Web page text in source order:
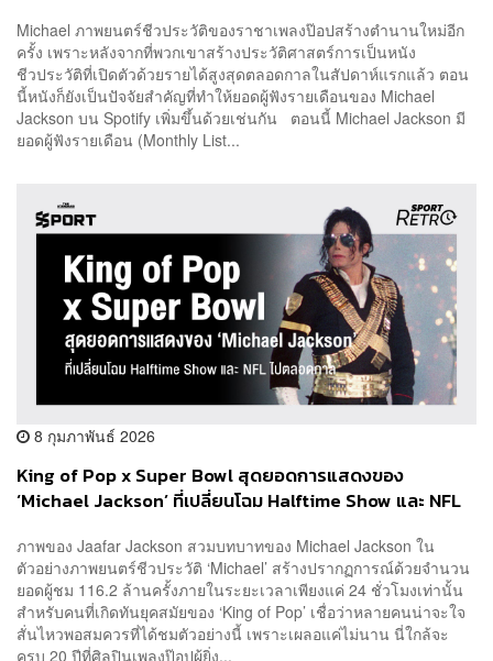
Michael ภาพยนตร์ชีวประวัติของราชาเพลงป๊อปสร้างตำนานใหม่อีก
ครั้ง เพราะหลังจากที่พวกเขาสร้างประวัติศาสตร์การเป็นหนัง
ชีวประวัติที่เปิดตัวด้วยรายได้สูงสุดตลอดกาลในสัปดาห์แรกแล้ว ตอน
นี้หนังก็ยังเป็นปัจจัยสำคัญที่ทำให้ยอดผู้ฟังรายเดือนของ Michael
Jackson บน Spotify เพิ่มขึ้นด้วยเช่นกัน ตอนนี้ Michael Jackson มี
ยอดผู้ฟังรายเดือน (Monthly List...
8 กุมภาพันธ์ 2026
King of Pop x Super Bowl สุดยอดการแสดงของ
‘Michael Jackson’ ที่เปลี่ยนโฉม Halftime Show และ NFL
ภาพของ Jaafar Jackson สวมบทบาทของ Michael Jackson ใน
ตัวอย่างภาพยนตร์ชีวประวัติ ‘Michael’ สร้างปรากฏการณ์ด้วยจำนวน
ยอดผู้ชม 116.2 ล้านครั้งภายในระยะเวลาเพียงแค่ 24 ชั่วโมงเท่านั้น
สำหรับคนที่เกิดทันยุคสมัยของ ‘King of Pop’ เชื่อว่าหลายคนน่าจะใจ
สั่นไหวพอสมควรที่ได้ชมตัวอย่างนี้ เพราะเผลอแค่ไม่นาน นี่ใกล้จะ
ครบ 20 ปีที่ศิลปินเพลงป๊อปผู้ยิ่ง...